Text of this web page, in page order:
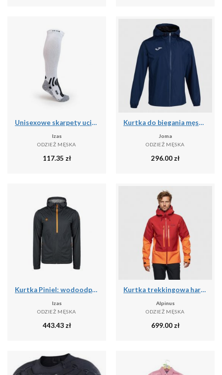
Unisexowe skarpety uciskowe o średnim stopniu ucisku - wysokie skarpety narciars
Izas
ODZIEŻ MĘSKA
117.35 zł
Kurtka do biegania męska Joma Elite VIII przeciwdeszczowa
Joma
ODZIEŻ MĘSKA
296.00zł
Kurtka Piniel: wodoodporna, oddychająca i wiatroszczelna na deszczowe przygody
Izas
ODZIEŻ MĘSKA
443.43zł
Kurtka trekkingowa hardshell męska Alpinus Besso
Alpinus
ODZIEŻ MĘSKA
699.00zł